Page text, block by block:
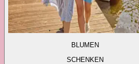
BLUMEN
SCHENKEN